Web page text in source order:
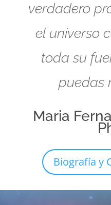
verdadero
el universo
toda su
puedas
Maria
Biografía y